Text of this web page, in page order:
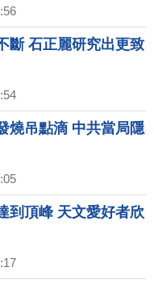
斷 石正麗研究出更致
燒吊點滴 中共當局隱
到頂峰 天文愛好者欣